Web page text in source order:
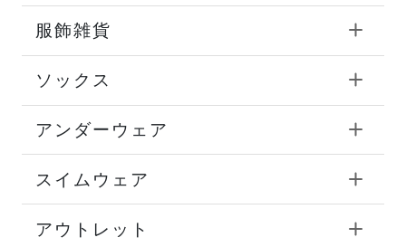
服飾雑貨
ソックス
アンダーウェア
スイムウェア
アウトレット